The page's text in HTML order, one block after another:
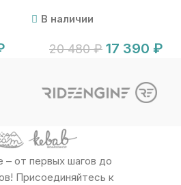
В наличии
20 480₽ 17 390 ₽
– от первых шагов до
Присоединяйтесь к